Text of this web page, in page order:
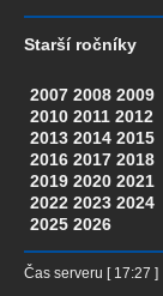
Starší ročníky
2007 2008 2009
2010 2011 2012
2013 2014 2015
2016 2017 2018
2019 2020 2021
2022 2023 2024
2025 2026
Čas serveru [ 17:27 ]